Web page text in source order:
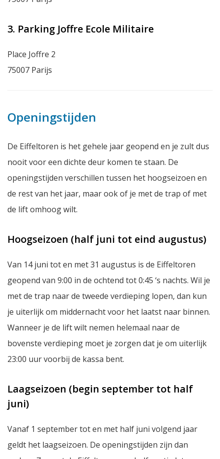
3. Parking Joffre Ecole Militaire
Place Joffre 2
75007 Parijs
Openingstijden
De Eiffeltoren is het gehele jaar geopend en je zult dus
nooit voor een dichte deur komen te staan. De
openingstijden verschillen tussen het hoogseizoen en
de rest van het jaar, maar ook of je met de trap of met
de lift omhoog wilt.
Hoogseizoen (half juni tot eind augustus)
Van 14 juni tot en met 31 augustus is de Eiffeltoren
geopend van 9:00 in de ochtend tot 0:45 ‘s nachts. Wil je
met de trap naar de tweede verdieping lopen, dan kun
je uiterlijk om middernacht voor het laatst naar binnen.
Wanneer je de lift wilt nemen helemaal naar de
bovenste verdieping moet je zorgen dat je om uiterlijk
23:00 uur voorbij de kassa bent.
Laagseizoen (begin september tot half
juni)
Vanaf 1 september tot en met half juni volgend jaar
geldt het laagseizoen. De openingstijden zijn dan